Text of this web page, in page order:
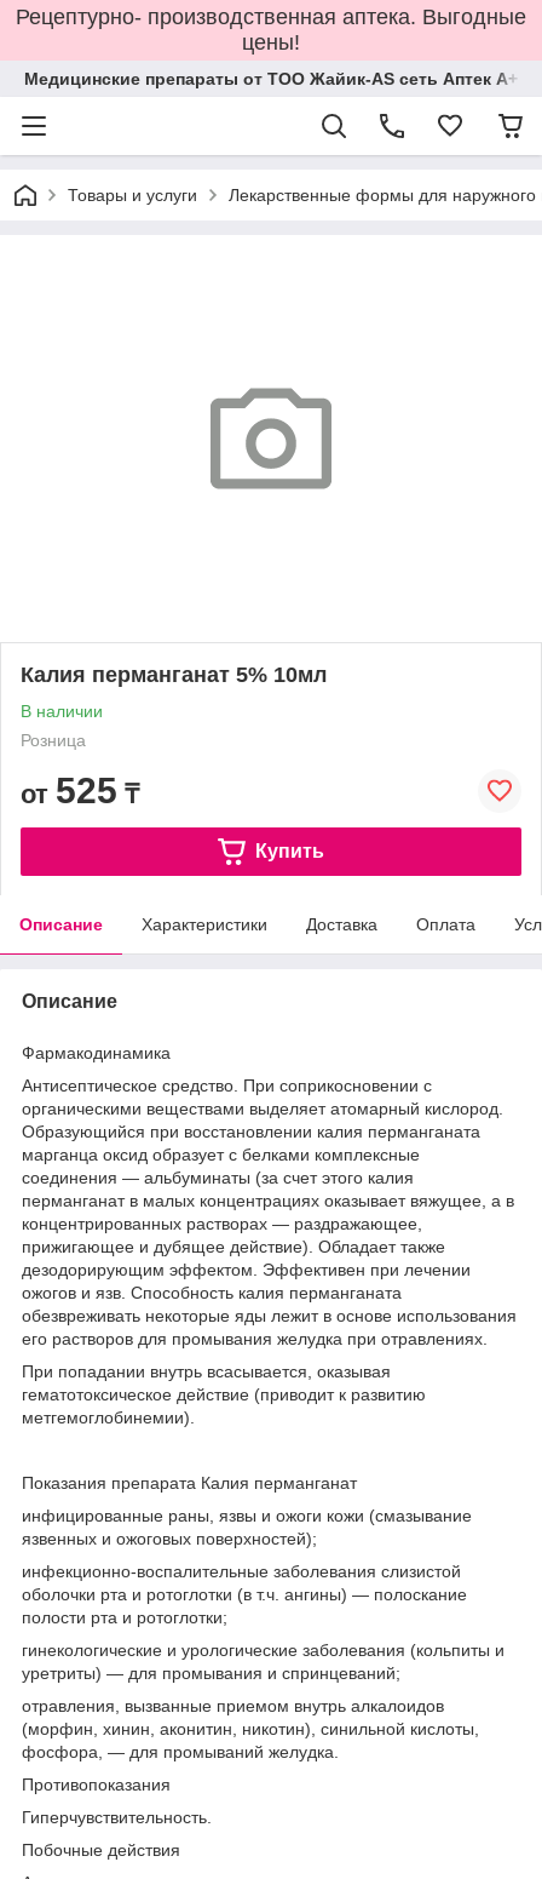
Рецептурно- производственная аптека. Выгодные
цены!
Медицинские препараты от ТОО Жайик-AS сеть Аптек А+
Товары и услуги Лекарственные формы для
Калия перманганат 5% 10мл
В наличии
Розница
от 525 ₸
Купить
Описание Характеристики Доставка Оплата
Описание
Фармакодинамика
Антисептическое средство. При соприкосновении с
органическими веществами выделяет атомарный кислород.
Образующийся при восстановлении калия перманганата
марганца оксид образует с белками комплексные
соединения — альбуминаты (за счет этого калия
перманганат в малых концентрациях оказывает вяжущее, а в
концентрированных растворах — раздражающее,
прижигающее и дубящее действие). Обладает также
дезодорирующим эффектом. Эффективен при лечении
ожогов и язв. Способность калия перманганата
обезвреживать некоторые яды лежит в основе использования
его растворов для промывания желудка при отравлениях.
При попадании внутрь всасывается, оказывая
гематотоксическое действие (приводит к развитию
метгемоглобинемии).
Показания препарата Калия перманганат
инфицированные раны, язвы и ожоги кожи (смазывание
язвенных и ожоговых поверхностей);
инфекционно-воспалительные заболевания слизистой
оболочки рта и ротоглотки (в т.ч. ангины) — полоскание
полости рта и ротоглотки;
гинекологические и урологические заболевания (кольпиты и
уретриты) — для промывания и спринцеваний;
отравления, вызванные приемом внутрь алкалоидов
(морфин, хинин, аконитин, никотин), синильной кислоты,
фосфора, — для промываний желудка.
Противопоказания
Гиперчувствительность.
Побочные действия